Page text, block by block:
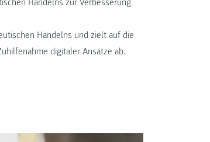
Handelns zur Verbesserung
Handelns und zielt auf die
digitaler Ansätze ab.